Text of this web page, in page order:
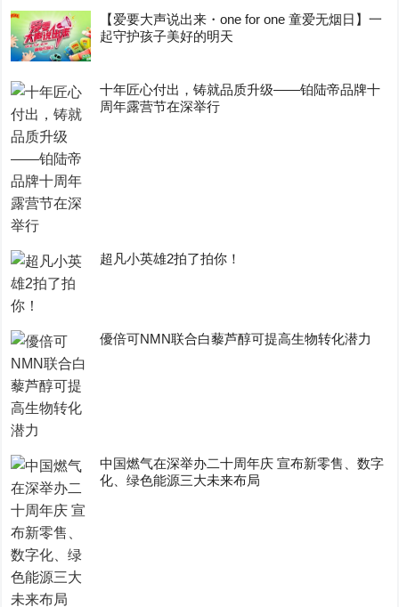
【爱要大声说出来・one for one 童爱无烟日】一
起守护孩子美好的明天
十年匠心付出，铸就品质升级——铂陆帝品牌十
周年露营节在深举行
超凡小英雄2拍了拍你！
優倍可NMN联合白藜芦醇可提高生物转化潜力
中国燃气在深举办二十周年庆 宣布新零售、数字
化、绿色能源三大未来布局